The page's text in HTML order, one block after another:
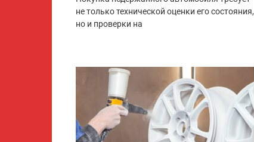
не только технической оценки его состояния,
но и проверки на